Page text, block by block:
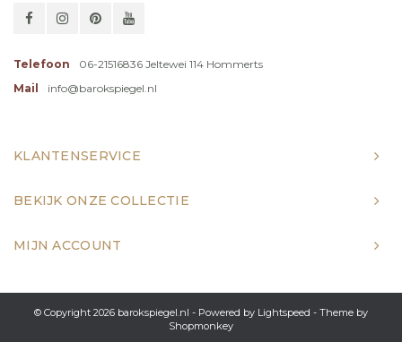
Telefoon
06-21516836 Jeltewei 114 Hommerts
Mail
info@barokspiegel.nl
KLANTENSERVICE
BEKIJK ONZE COLLECTIE
MIJN ACCOUNT
© Copyright 2026 barokspiegel.nl - Powered by Lightspeed - Theme by
Shopmonkey